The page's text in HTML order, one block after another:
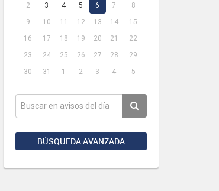
2
3 4 5 6 7
8
9
10 11 12 13 14
15
16
17 18 19 20 21
22
23
24 25 26 27 28
29
30
31 1 2 3 4 5
BÚSQUEDA AVANZADA